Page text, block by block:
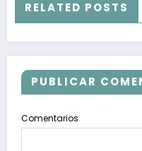
RELATED POSTS
PUBLICAR
Comentarios